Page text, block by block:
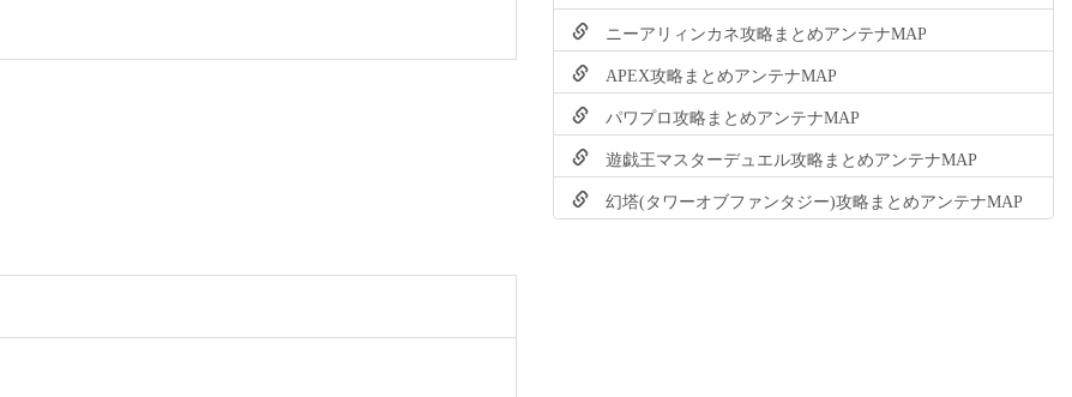
ニーアリィンカネ攻略まとめアンテナMAP
APEX攻略まとめアンテナMAP
パワプロ攻略まとめアンテナMAP
遊戯王マスターデュエル攻略まとめアンテナMAP
幻塔(タワーオブファンタジー)攻略まとめアンテナMAP